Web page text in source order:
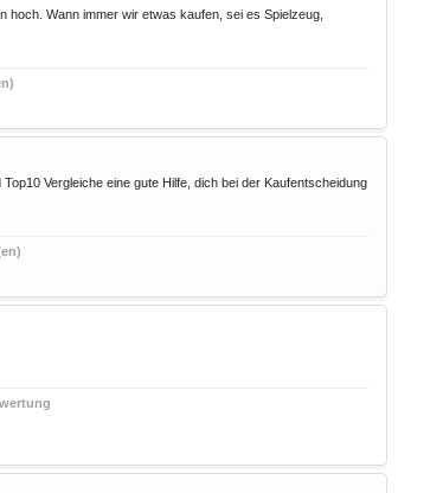
Wann immer wir etwas kaufen, sei es Spielzeug,
Vergleiche eine gute Hilfe, dich bei der Kaufentscheidung